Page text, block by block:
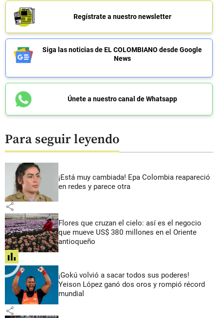
Regístrate a nuestro newsletter
Siga las noticias de EL COLOMBIANO desde Google
News
Únete a nuestro canal de Whatsapp
Para seguir leyendo
¡Está muy cambiada! Epa Colombia reapareció
en redes y parece otra
share
Flores que cruzan el cielo: así es el negocio
que mueve US$ 380 millones en el Oriente
antioqueño
share
¡Gokú volvió a sacar todos sus poderes!
Yeison López ganó dos oros y rompió récord
mundial
share